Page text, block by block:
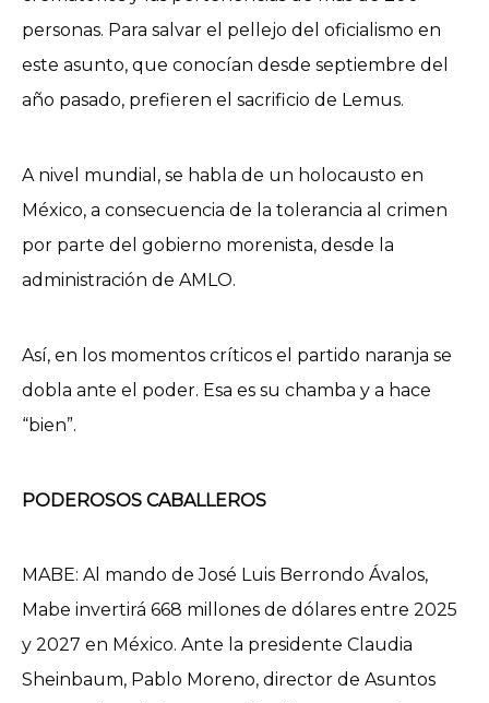
personas. Para salvar el pellejo del oficialismo en
este asunto, que conocían desde septiembre del
año pasado, prefieren el sacrificio de Lemus.
A nivel mundial, se habla de un holocausto en
México, a consecuencia de la tolerancia al crimen
por parte del gobierno morenista, desde la
administración de AMLO.
Así, en los momentos críticos el partido naranja se
dobla ante el poder. Esa es su chamba y a hace
“bien”.
PODEROSOS CABALLEROS
MABE: Al mando de José Luis Berrondo Ávalos,
Mabe invertirá 668 millones de dólares entre 2025
y 2027 en México. Ante la presidente Claudia
Sheinbaum, Pablo Moreno, director de Asuntos